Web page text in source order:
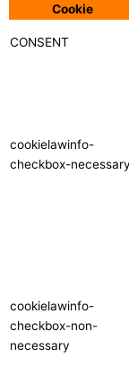
Cookie
CONSENT
cookielawinfo-
checkbox-necessary
cookielawinfo-
checkbox-non-
necessary